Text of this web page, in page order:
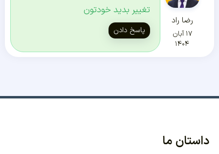
رضا راد
۱۷ آبان
۱۴۰۴
تغییر بدید خودتون
پاسخ دادن
داستان ما